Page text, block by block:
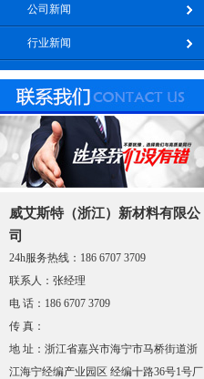
公司新闻
行业新闻
威艾斯特（浙江）新材料有限公
司
24h服务热线：186 6707 3709
联系人：张经理
电 话：186 6707 3709
传 真：
地 址：浙江省嘉兴市海宁市马桥街道浙
江海宁经编产业园区 经编十路36号1号厂